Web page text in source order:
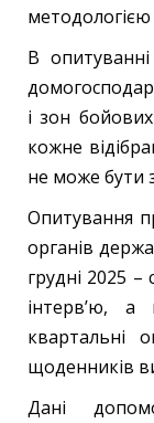
методологією
В
і зон
кожне
не може бути
Опитування
органів
грудні 2025 –
інтерв’ю,
квартальні
щоденників
Дані